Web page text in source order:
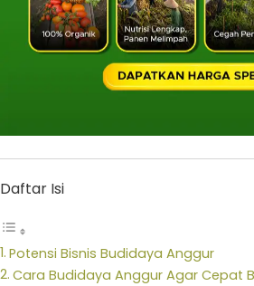
Daftar Isi
Potensi Bisnis Budidaya Anggur
Cara Budidaya Anggur Agar Cepat